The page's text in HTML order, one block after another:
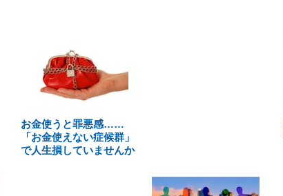
お金使うと罪悪感……
「お金使えない症候群」
で人生損していませんか